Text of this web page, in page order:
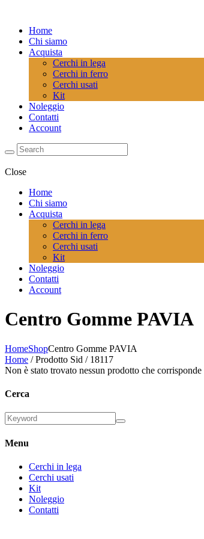
Home
Chi siamo
Acquista
Cerchi in lega
Cerchi in ferro
Cerchi usati
Kit
Noleggio
Contatti
Account
Close
Home
Chi siamo
Acquista
Cerchi in lega
Cerchi in ferro
Cerchi usati
Kit
Noleggio
Contatti
Account
Centro Gomme PAVIA
HomeShopCentro Gomme PAVIA
Home / Prodotto Sid / 18117
Non è stato trovato nessun prodotto che corrisponde
Cerca
Menu
Cerchi in lega
Cerchi usati
Kit
Noleggio
Contatti